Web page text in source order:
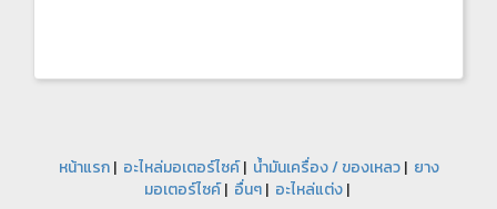
หน้าแรก| อะไหล่มอเตอร์ไซค์| น้ำมันเครื่อง / ของเหลว| ยาง
มอเตอร์ไซค์| อื่นๆ| อะไหล่แต่ง|